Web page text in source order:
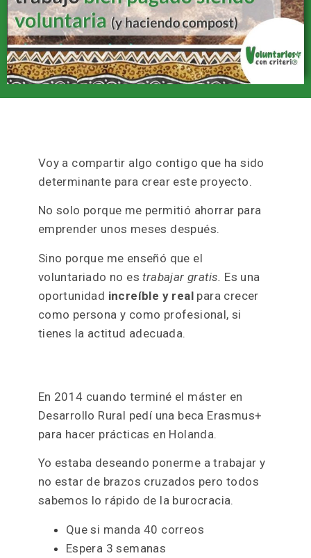
Agendar
Voy a compartir algo contigo que ha sido
determinante para crear este proyecto.
No solo porque me permitió ahorrar para
emprender unos meses después.
Sino porque me enseñó que el
voluntariado no es trabajar gratis.Es una
oportunidad
increíble y real
como persona y como profesional, si